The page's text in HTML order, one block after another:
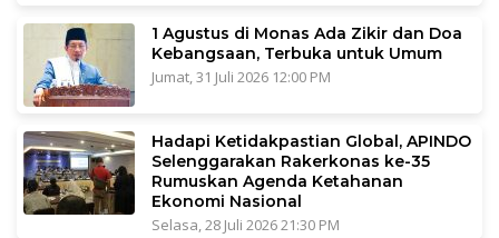
1 Agustus di Monas Ada Zikir dan Doa
Kebangsaan, Terbuka untuk Umum
Jumat, 31 Juli 2026 12:00 PM
Hadapi Ketidakpastian Global, APINDO
Selenggarakan Rakerkonas ke-35
Rumuskan Agenda Ketahanan
Ekonomi Nasional
Selasa, 28 Juli 2026 21:30 PM